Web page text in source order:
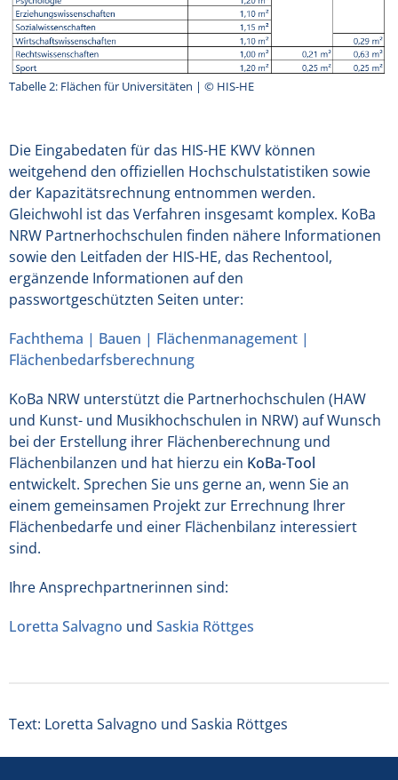
Tabelle 2: Flächen für Universitäten | © HIS-HE
Die Eingabedaten für das HIS-HE KWV können
weitgehend den offiziellen Hochschulstatistiken sowie
der Kapazitätsrechnung entnommen werden.
Gleichwohl ist das Verfahren insgesamt komplex. KoBa
NRW Partnerhochschulen finden nähere Informationen
sowie den Leitfaden der HIS-HE, das Rechentool,
ergänzende Informationen auf den
passwortgeschützten Seiten unter:
Fachthema | Bauen | Flächenmanagement |
Flächenbedarfsberechnung
KoBa NRW unterstützt die Partnerhochschulen (HAW
und Kunst- und Musikhochschulen in NRW) auf Wunsch
bei der Erstellung ihrer Flächenberechnung und
Flächenbilanzen und hat hierzu ein KoBa-Tool
entwickelt. Sprechen Sie uns gerne an, wenn Sie an
einem gemeinsamen Projekt zur Errechnung Ihrer
Flächenbedarfe und einer Flächenbilanz interessiert
sind.
Ihre Ansprechpartnerinnen sind:
Loretta Salvagno und Saskia Röttges
Text: Loretta Salvagno und Saskia Röttges